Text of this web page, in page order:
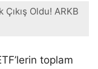
Oldu! ARKB
toplam